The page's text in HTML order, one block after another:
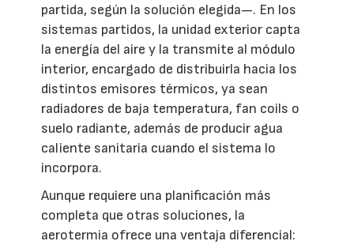
partida, según la solución elegida—. En los
sistemas partidos, la unidad exterior capta
la energía del aire y la transmite al módulo
interior, encargado de distribuirla hacia los
distintos emisores térmicos, ya sean
radiadores de baja temperatura, fan coils o
suelo radiante, además de producir agua
caliente sanitaria cuando el sistema lo
incorpora.
Aunque requiere una planificación más
completa que otras soluciones, la
aerotermia ofrece una ventaja diferencial: